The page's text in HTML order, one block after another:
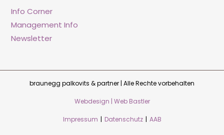
Info Corner
Management Info
Newsletter
braunegg palkovits & partner | Alle Rechte vorbehalten
Webdesign | Web Bastler
Impressum | Datenschutz | AAB